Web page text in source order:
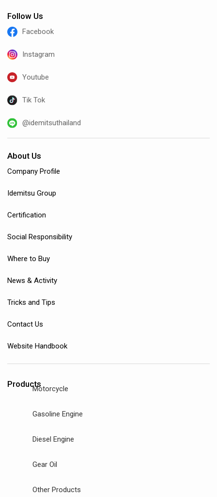
Follow Us
Facebook
Instagram
Youtube
Tik Tok
@idemitsuthailand
About Us
Company Profile
Idemitsu Group
Certification
Social Responsibility
Where to Buy
News & Activity
Tricks and Tips
Contact Us
Website Handbook
ProductsMotorcycle
Gasoline Engine
Diesel Engine
Gear Oil
Other Products